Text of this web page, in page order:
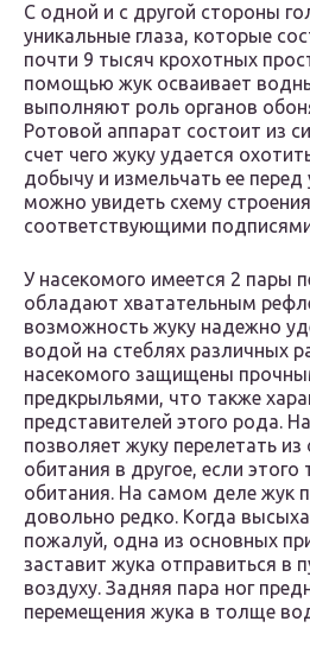
С одной и с другой стороны
уникальные глаза, которые
почти 9 тысяч крохотных
помощью жук осваивает
выполняют роль органов
Ротовой аппарат состоит из
счет чего жуку удается
добычу и измельчать ее
можно увидеть схему
соответствующими
У насекомого имеется 2 пары
обладают хватательным
возможность жуку надежно
водой на стеблях различных
насекомого защищены
предкрыльями, что также
представителей этого рода.
позволяет жуку перелетать
обитания в другое, если этого
обитания. На самом деле жук
довольно редко. Когда
пожалуй, одна из основных
заставит жука отправиться в
воздуху. Задняя пара ног
перемещения жука в толще